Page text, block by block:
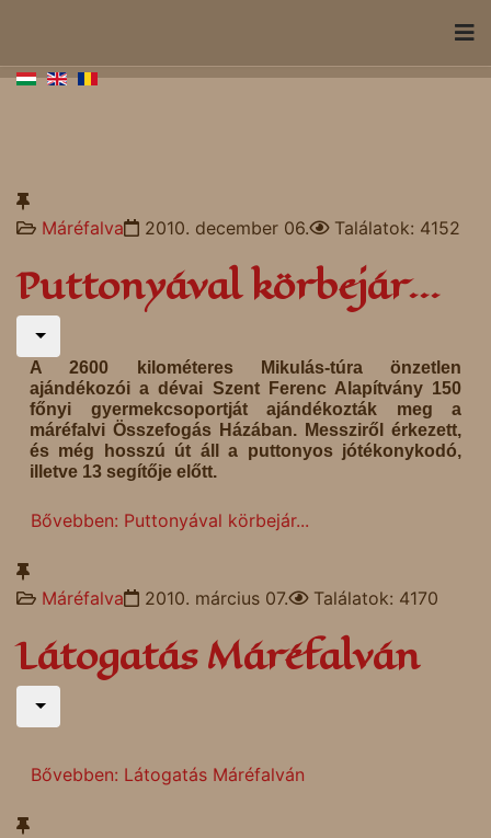
Máréfalva 2010. december 06. Találatok: 4152
Puttonyával körbejár...
A 2600 kilométeres Mikulás-túra önzetlen
ajándékozói a dévai Szent Ferenc Alapítvány 150
főnyi gyermekcsoportját ajándékozták meg a
máréfalvi Összefogás Házában. Messziről érkezett,
és még hosszú út áll a puttonyos jótékonykodó,
illetve 13 segítője előtt.
Bővebben: Puttonyával körbejár...
Máréfalva 2010. március 07. Találatok: 4170
Látogatás Máréfalván
Bővebben: Látogatás Máréfalván